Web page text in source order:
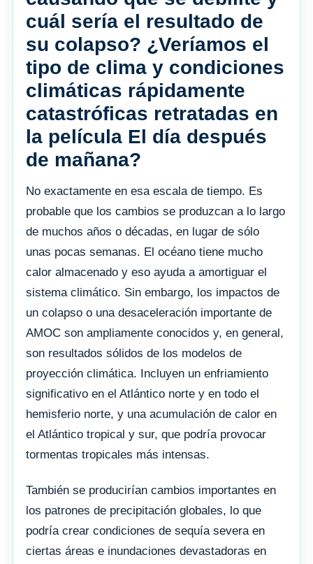
cuál sería el resultado de
su colapso? ¿Veríamos el
tipo de clima y condiciones
climáticas rápidamente
catastróficas retratadas en
la película El día después
de mañana?
No exactamente en esa escala de tiempo. Es
probable que los cambios se produzcan a lo largo
de muchos años o décadas, en lugar de sólo
unas pocas semanas. El océano tiene mucho
calor almacenado y eso ayuda a amortiguar el
sistema climático. Sin embargo, los impactos de
un colapso o una desaceleración importante de
AMOC son ampliamente conocidos y, en general,
son resultados sólidos de los modelos de
proyección climática. Incluyen un enfriamiento
significativo en el Atlántico norte y en todo el
hemisferio norte, y una acumulación de calor en
el Atlántico tropical y sur, que podría provocar
tormentas tropicales más intensas.
También se producirían cambios importantes en
los patrones de precipitación globales, lo que
podría crear condiciones de sequía severa en
ciertas áreas e inundaciones devastadoras en